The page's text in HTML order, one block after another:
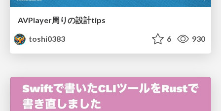
AVPlayer周りの設計tips
toshi0383
6 930